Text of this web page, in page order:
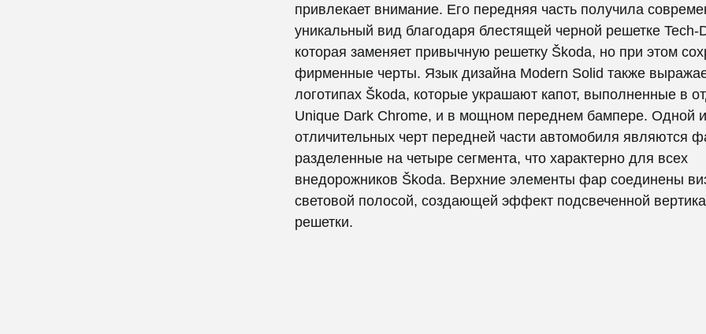
привлекает внимание. Его передняя часть получила
уникальный вид благодаря блестящей черной решетке Tech-
которая заменяет привычную решетку Škoda, но при этом
фирменные черты. Язык дизайна Modern Solid также
логотипах Škoda, которые украшают капот, выполненные в
Unique Dark Chrome, и в мощном переднем бампере. Одной
отличительных черт передней части автомобиля являются
разделенные на четыре сегмента, что характерно для всех
внедорожников Škoda. Верхние элементы фар соединены
световой полосой, создающей эффект подсвеченной
решетки.